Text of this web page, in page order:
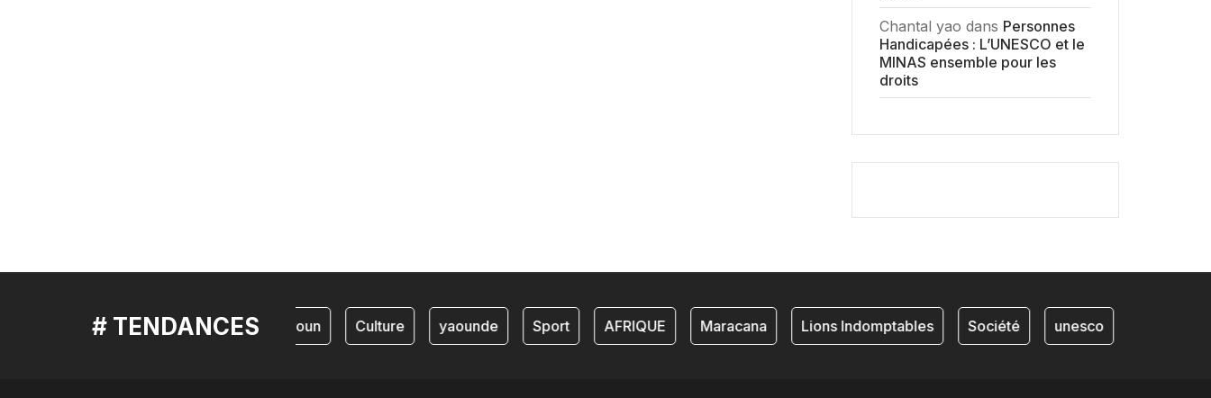
Chantal yao dans Personnes
Handicapées : L’UNESCO et le
MINAS ensemble pour les
droits
# TENDANCEScameroun Culture yaounde Sport AFRIQUE Maracana Lions Indomptables Société unesco